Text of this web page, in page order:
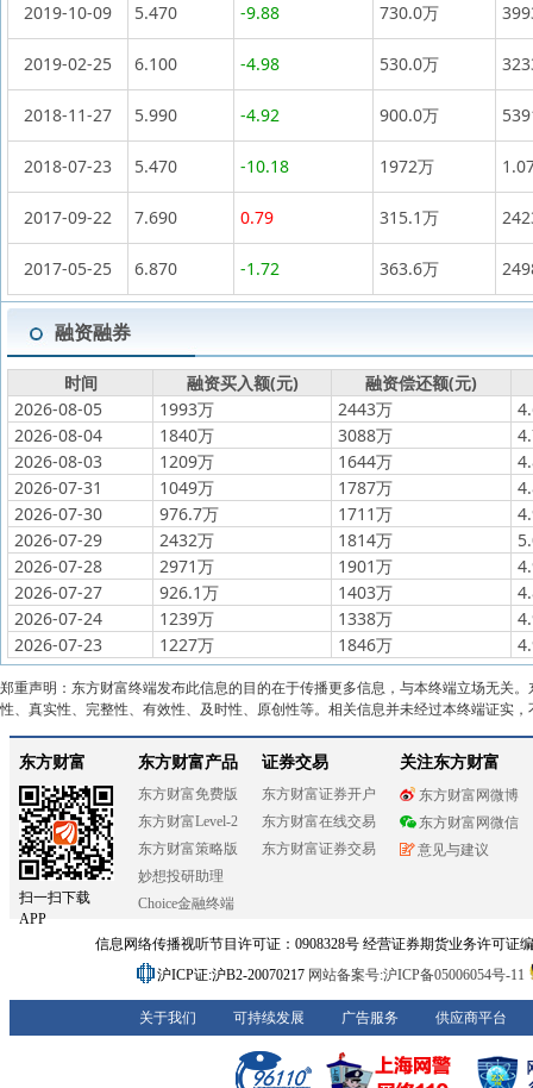
2019-10-09 5.470 -9.88 730.0万
2019-02-25 6.100 -4.98 530.0万
2018-11-27 5.990 -4.92 900.0万
2018-07-23 5.470 -10.18 1972万
2017-09-22 7.690 0.79 315.1万
2017-05-25 6.870 -1.72 363.6万
融资融券
时间 融资买入额(元)
融资偿还额(元)
2026-08-05
1993万 2443万
2026-08-04
1840万 3088万
2026-08-03
1209万 1644万
2026-07-31
1049万 1787万
2026-07-30
976.7万 1711万
2026-07-29
2432万 1814万
2026-07-28
2971万 1901万
2026-07-27
926.1万 1403万
2026-07-24
1239万 1338万
2026-07-23
1227万 1846万
郑重声明：东方财富终端发布此信息的目的在于传播更多信息，与本终端立场无关
性、真实性、完整性、有效性、及时性、原创性等。相关信息并未经过本终端证实